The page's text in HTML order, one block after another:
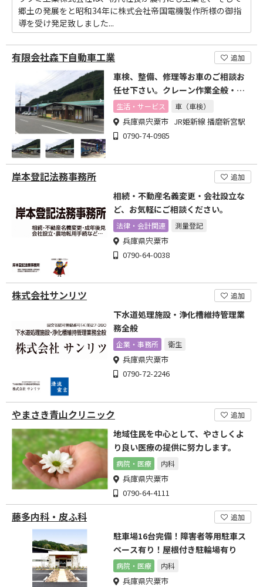
郷土の発展をと昭和34年に株式会社帝国電機製作所様の御指
導を受け発足致しました...
有限会社森下自動車工業 追加
車検、整備、修理等お車のご相談お
任せ下さい。クレーン作業全般・事
故救援二十四時間体制
生活・サービス 車（車検）
兵庫県宍粟市 JR姫新線 播磨新宮駅
0790-74-0985
岸本登記法務事務所 追加
相続・不動産名義変更・会社設立な
ど、お気軽にご相談ください。
法律・会計関連 測量登記
兵庫県宍粟市
0790-64-0038
株式会社サンリツ 追加
下水道処理施設・浄化槽維持管理業
務全般
企業・事務所 衛生
兵庫県宍粟市
0790-72-2246
やまさき青山クリニック 追加
地域住民を中心として、やさしくよ
り良い医療の提供に努力します。
病院・医療 内科
兵庫県宍粟市
0790-64-4111
藤多内科・皮ふ科 追加
駐車場16台完備！障害者等用駐車ス
ペース有り！屋根付き駐輪場有り
病院・医療 内科
兵庫県宍粟市